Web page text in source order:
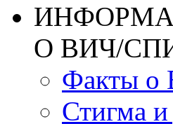
О ВИЧ/
Факты
Стигма